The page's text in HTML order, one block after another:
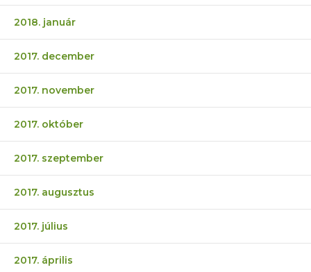
2018. január
2017. december
2017. november
2017. október
2017. szeptember
2017. augusztus
2017. július
2017. április